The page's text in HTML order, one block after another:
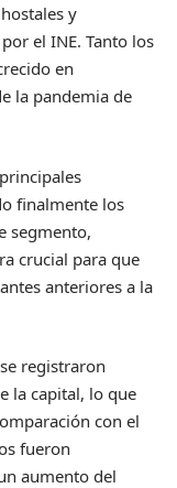
y
el INE. Tanto los
en
la pandemia de
finalmente los
segmento,
crucial para que
anteriores a la
registraron
la capital, lo que
con el
fueron
aumento del